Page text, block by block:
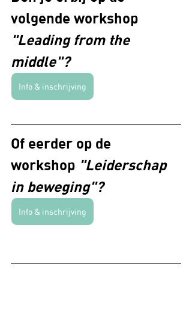
volgende workshop
"Leading from the
middle"?
Info & inschrijving
Of eerder op de
workshop "Leiderschap
in beweging"?
Info & inschrijving